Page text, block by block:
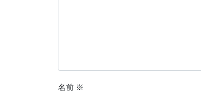
名前 ※